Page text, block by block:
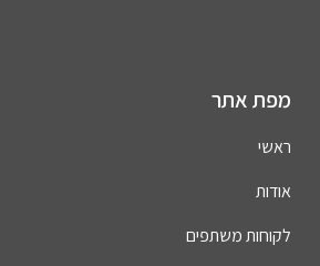
מפת אתר
ראשי
אודות
לקוחות משתפים